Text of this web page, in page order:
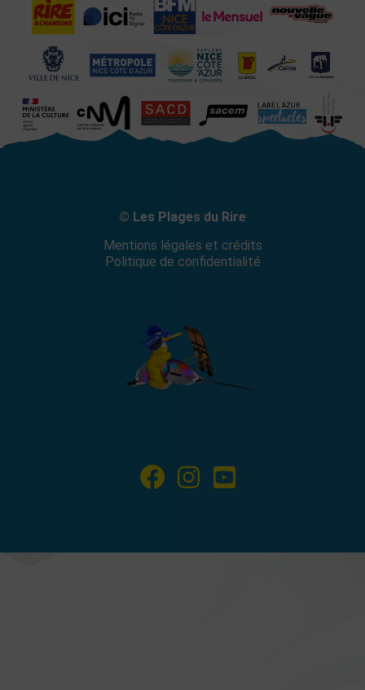
© Les Plages du Rire
Mentions légales et crédits
Politique de confidentialité